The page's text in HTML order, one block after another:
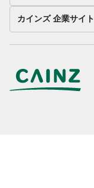
カインズ 企業サイト